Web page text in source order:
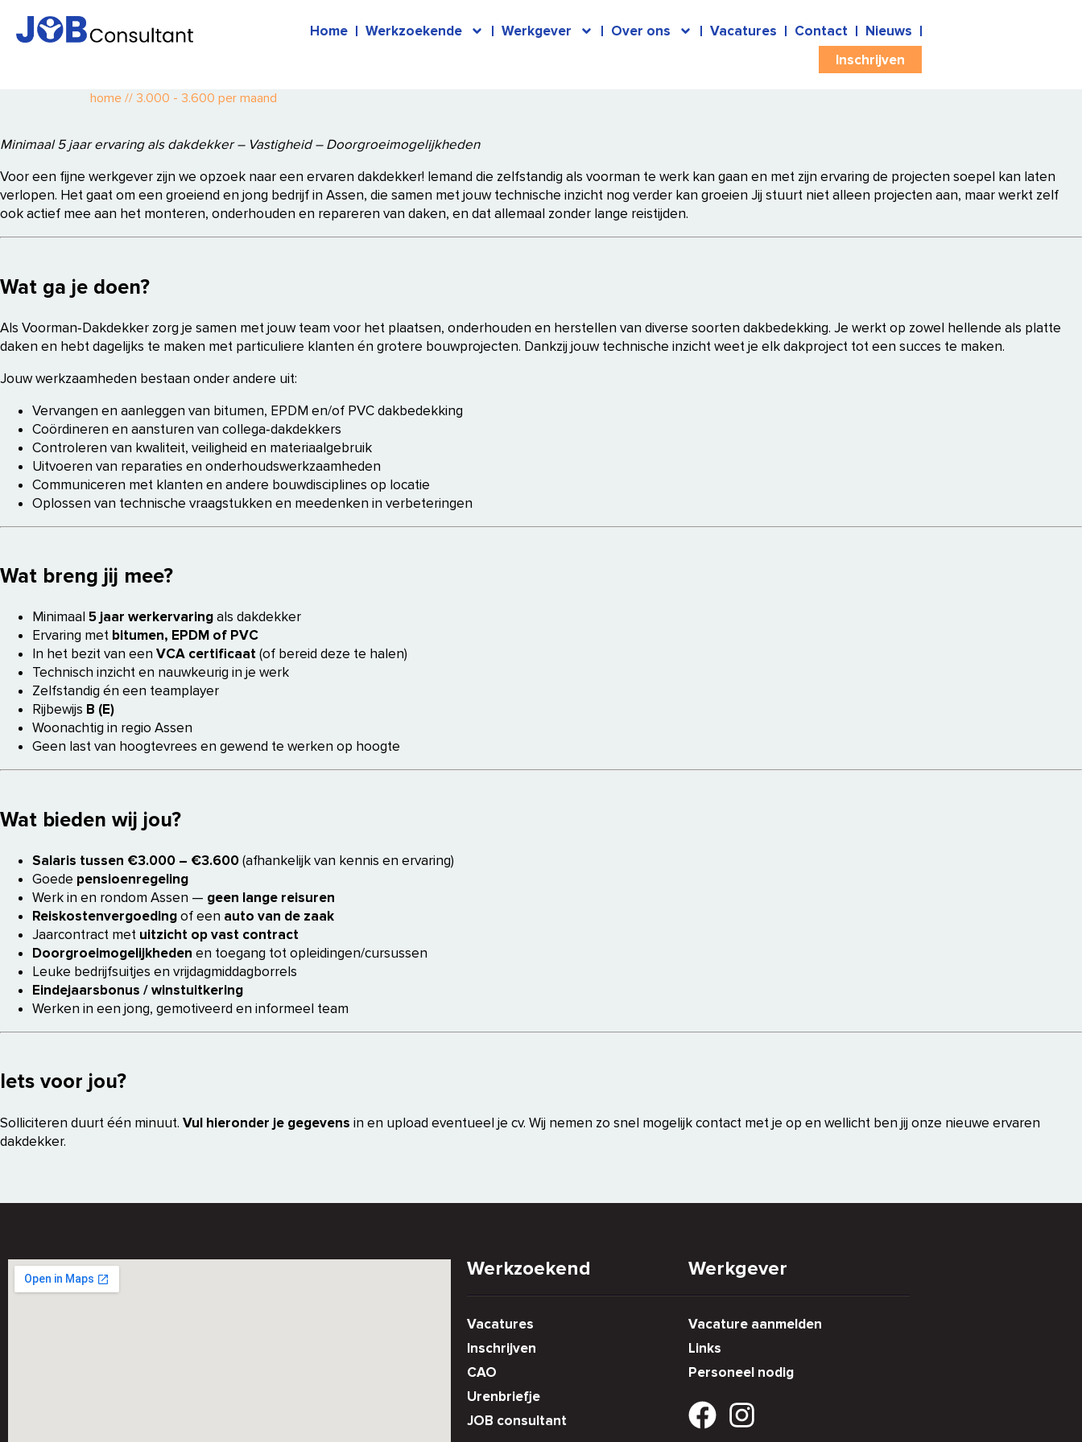
Home Werkzoekende Werkgever Over ons Vacatures Contact
Nieuws
Inschrijven
home // 3.000 - 3.600 per maand
Minimaal 5 jaar ervaring als dakdekker – Vastigheid – Doorgroeimogelijkheden
Voor een fijne werkgever zijn we opzoek naar een ervaren dakdekker! Iemand die zelfstandig als voorman te werk kan gaan en met zijn ervaring de projecten soepel kan laten
verlopen. Het gaat om een groeiend en jong bedrijf in Assen, die samen met jouw technische inzicht nog verder kan groeien Jij stuurt niet alleen projecten aan, maar werkt zelf
ook actief mee aan het monteren, onderhouden en repareren van daken, en dat allemaal zonder lange reistijden.
Wat ga je doen?
Als Voorman‑Dakdekker zorg je samen met jouw team voor het plaatsen, onderhouden en herstellen van diverse soorten dakbedekking. Je werkt op zowel hellende als platte
daken en hebt dagelijks te maken met particuliere klanten én grotere bouwprojecten. Dankzij jouw technische inzicht weet je elk dakproject tot een succes te maken.
Jouw werkzaamheden bestaan onder andere uit:
Vervangen en aanleggen van bitumen, EPDM en/of PVC dakbedekking
Coördineren en aansturen van collega‑dakdekkers
Controleren van kwaliteit, veiligheid en materiaalgebruik
Uitvoeren van reparaties en onderhoudswerkzaamheden
Communiceren met klanten en andere bouwdisciplines op locatie
Oplossen van technische vraagstukken en meedenken in verbeteringen
Wat breng jij mee?
Minimaal 5 jaar werkervaringals dakdekker
Ervaring met bitumen, EPDM of PVC
In het bezit van een VCA certificaat(of bereid deze te halen)
Technisch inzicht en nauwkeurig in je werk
Zelfstandig én een teamplayer
Rijbewijs B (E)
Woonachtig in regio Assen
Geen last van hoogtevrees en gewend te werken op hoogte
Wat bieden wij jou?
Salaris tussen €3.000 – €3.600(afhankelijk van kennis en ervaring)
Goede pensioenregeling
Werk in en rondom Assen — geen lange reisuren
Reiskostenvergoedingof een auto van de zaak
Jaarcontract met uitzicht op vast contract
Doorgroeimogelijkheden en toegang tot opleidingen/cursussen
Leuke bedrijfsuitjes en vrijdagmiddagborrels
Eindejaarsbonus / winstuitkering
Werken in een jong, gemotiveerd en informeel team
Iets voor jou?
Solliciteren duurt één minuut. Vul hieronder je gegevens in en upload eventueel je cv. Wij nemen zo snel mogelijk contact met je op en wellicht ben jij onze nieuwe ervaren
dakdekker.
Werkzoekend
Vacatures
Inschrijven
CAO
Urenbriefje
JOB consultant
Werkgever
Vacature aanmelden
Links
Personeel nodig